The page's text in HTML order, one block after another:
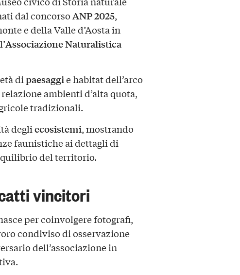
dal concorsoANP 2025,
e della Valle d’Aosta in
Associazione Naturalistica
dipaesaggie habitat dell’arco
ambienti d’alta quota,
tradizionali.
degliecosistemi, mostrando
faunistiche ai dettagli di
del territorio.
vincitori
per coinvolgere fotografi,
condiviso di osservazione
dell’associazione in